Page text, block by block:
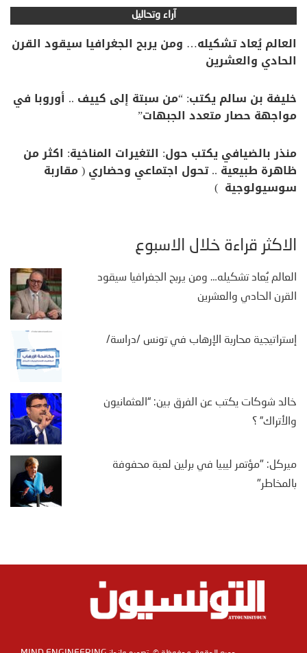
آراء وتحاليل
العالم يُعاد تشكيله… ومن يربح الجغرافيا سيقود القرن
الحادي والعشرين
خليفة بن سالم يكتب: “من سبتة إلى كييف .. أوروبا في
مواجهة حصار متعدد الجبهات”
منذر بالضيافي يكتب حول: التغيرات المناخية: اكثر من
ظاهرة طبيعية .. تحول اجتماعي وحضاري ( مقاربة
سوسيولوجية )
الأكثر قراءة خلال الأسبوع
العالم يُعاد تشكيله… ومن يربح الجغرافيا سيقود
القرن الحادي والعشرين
إستراتيجية محاربة الإرهاب في تونس /دراسة/
خالد شوكات يكتب عن الفرق بين: “العثمانيون
والأتراك” ؟
ميركل: "مؤتمر ليبيا في برلين لعبة محفوفة
بالمخاطر"